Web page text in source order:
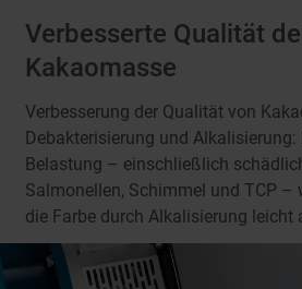
Verbesserte Qualität
Kakaomasse
Verbesserung der Qualität von
Debakterisierung und
Belastung – einschließlich
Salmonellen, Schimmel und TCP –
die Farbe durch Alkalisierung leicht